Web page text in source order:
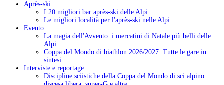
Après-ski
I 20 migliori bar après-ski delle Alpi
Le migliori località per l'après-ski nelle Alpi
Evento
La magia dell'Avvento: i mercatini di Natale più belli delle
Alpi
Coppa del Mondo di biathlon 2026/2027: Tutte le gare in
sintesi
Interviste e reportage
Discipline sciistiche della Coppa del Mondo di sci alpino: